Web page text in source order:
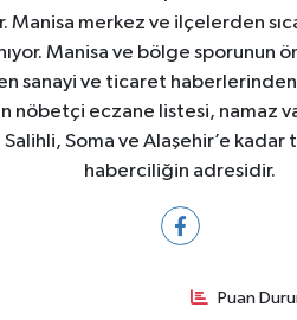
Manisa merkez ve ilçelerden
Manisa ve bölge
sanayi ve ticaret
nöbetçi eczane listesi,
Soma ve Alaşehir’e
haberciliğin adresidir.
Puan